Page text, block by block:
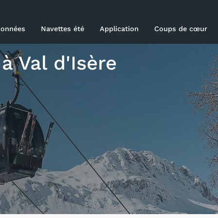
Navettes été Application Coups de cœur
Val d'Isère